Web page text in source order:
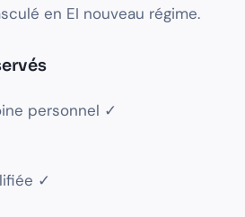
en EI nouveau régime.
personnel ✓
✓